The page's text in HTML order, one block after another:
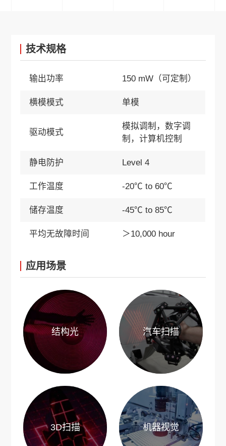
技术规格
输出功率 150 mW（可定制）
横模模式 单模
驱动模式
模拟调制，数字调
制，计算机控制
静电防护 Level 4
工作温度 -20℃ to 60℃
储存温度 -45℃ to 85℃
平均无故障时间 ＞10,000 hour
应用场景
结构光 汽车扫描
3D扫描 机器视觉